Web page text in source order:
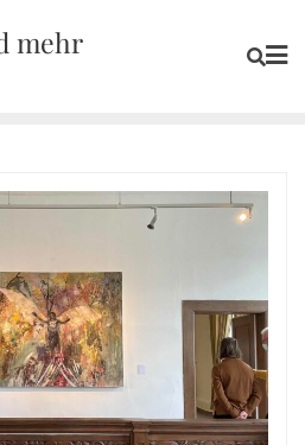
mehr